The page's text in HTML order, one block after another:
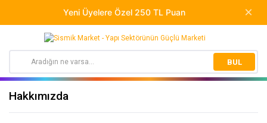
BUL
Hakkımızda